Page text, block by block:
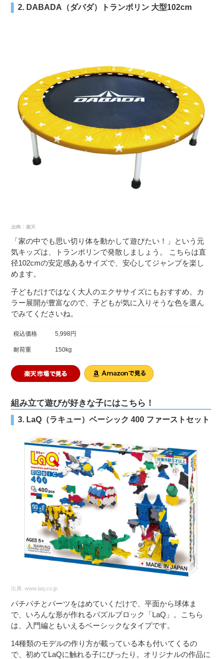
2. DABADA（ダバダ）トランポリン 大型102cm
「家の中でも思い切り体を動かして遊びたい！」という元
気キッズは、トランポリンで発散しましょう。 こちらは直
径102cmの安定感あるサイズで、安心してジャンプを楽し
めます。
子どもだけではなく大人のエクササイズにもおすすめ。カ
ラー展開が豊富なので、子どもが気に入りそうな色を選ん
でみてくださいね。
税込価格 5,998円
耐荷重 150kg
組み立て遊びが好きな子にはこちら！
3. LaQ（ラキュー）ベーシック 400 ファーストセット
出典:www.laq.co.jp
パチパチとパーツをはめていくだけで、平面から球体ま
で、いろんな形が作れるパズルブロック「LaQ」。こちら
は、入門編ともいえるベーシックなタイプです。
14種類のモデルの作り方が載っている本も付いてくるの
で、初めてLaQに触れる子にぴったり。オリジナルの作品に